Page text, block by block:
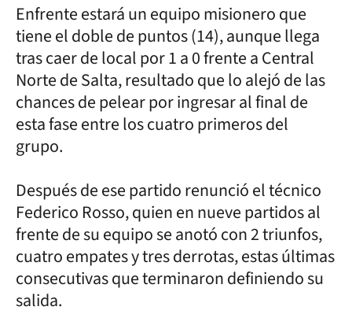
Enfrente estará un equipo misionero que
tiene el doble de puntos (14), aunque llega
tras caer de local por 1 a 0 frente a Central
Norte de Salta, resultado que lo alejó de las
chances de pelear por ingresar al final de
esta fase entre los cuatro primeros del
grupo.
Después de ese partido renunció el técnico
Federico Rosso, quien en nueve partidos al
frente de su equipo se anotó con 2 triunfos,
cuatro empates y tres derrotas, estas últimas
consecutivas que terminaron definiendo su
salida.